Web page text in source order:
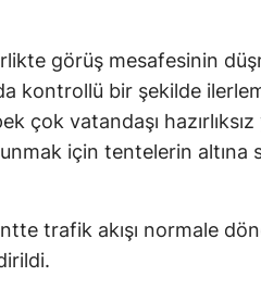
görüş mesafesinin
kontrollü bir şekilde
çok vatandaşı hazırlıksız
için tentelerin altına
trafik akışı normale